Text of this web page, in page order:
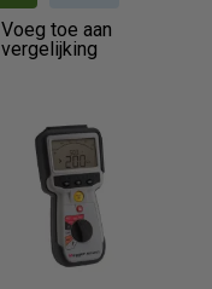
Voeg toe aan
vergelijking